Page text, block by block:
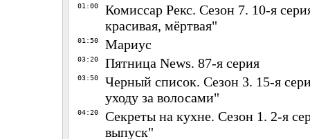
01:00
Комиссар Рекс. Сезон 7. 10-я
красивая, мёртвая"
01:50 Мариус
03:20 Пятница News. 87-я серия
03:50
Черный список. Сезон 3. 15-я
уходу за волосами"
04:20
Секреты на кухне. Сезон 1. 2-я
выпуск"